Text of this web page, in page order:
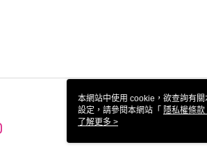
本網站中使用 cookie，欲查詢有
設定，請參閱本網站「 隱私權條款
使用 cookie。
了解更多 >